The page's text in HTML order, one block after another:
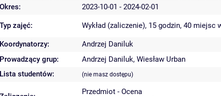
Okres: 2023-10-01 - 2024-02-01
Typ zajęć: Wykład (zaliczenie), 15 godzin, 40 miejsc
Koordynatorzy:
Andrzej Daniluk
Prowadzący grup:
Andrzej Daniluk, Wiesław Urban
Lista studentów:
(nie masz dostępu)
Przedmiot - Ocena